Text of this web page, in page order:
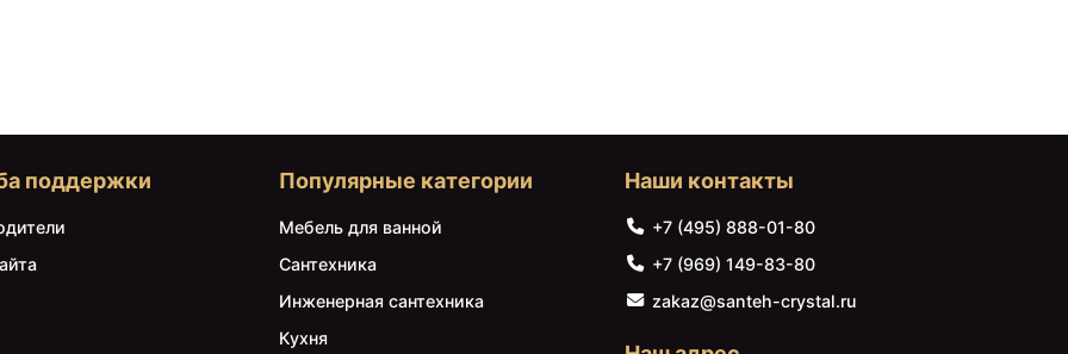
поддержки Популярные категории
Мебель для ванной
Сантехника
Инженерная сантехника
Кухня
Наши контакты
+7 (495) 888-01-80
+7 (969) 149-83-80
zakaz@santeh-crystal.ru